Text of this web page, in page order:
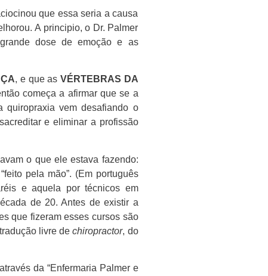
que essa seria a causa
A principio, o Dr. Palmer
dose de emoção e as
, e que as VÉRTEBRAS DA
começa a afirmar que se a
quiropraxia vem desafiando o
e eliminar a profissão
o que ele estava fazendo:
pela mão”. (Em português
e aquela por técnicos em
de 20. Antes de existir a
que fizeram esses cursos são
livre dechiropractor, do
da “Enfermaria Palmer e